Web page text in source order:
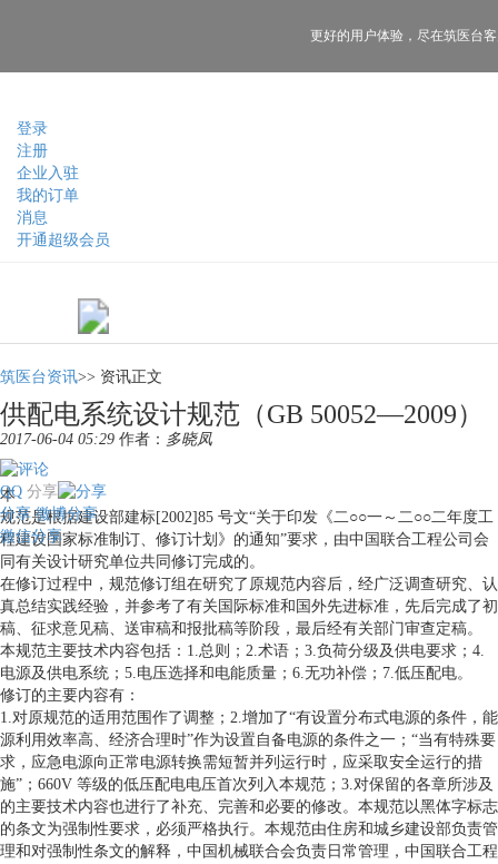
登录
注册
企业入驻
我的订单
消息
开通超级会员
更好的用户体验， 尽在筑医台
筑医台资讯>> 资讯正文
供配电系统设计规范（GB 50052—2009）
2017-06-04 05:29 作者： 多晓凤
分享
QQ
分享 微博分享
微信分享
本
规范是根据建设部建标[2002]85 号文“关于印发《二○○一～二○○二年度工
程建设国家标准制订、修订计划》的通知”要求，由中国联合工程公司会
同有关设计研究单位共同修订完成的。
在修订过程中，规范修订组在研究了原规范内容后，经广泛调查研究、认
真总结实践经验，并参考了有关国际标准和国外先进标准，先后完成了初
稿、征求意见稿、送审稿和报批稿等阶段，最后经有关部门审查定稿。
本规范主要技术内容包括：1.总则；2.术语；3.负荷分级及供电要求；4.
电源及供电系统；5.电压选择和电能质量；6.无功补偿；7.低压配电。
修订的主要内容有：
1.对原规范的适用范围作了调整；2.增加了“有设置分布式电源的条件，能
源利用效率高、经济合理时”作为设置自备电源的条件之一；“当有特殊要
求，应急电源向正常电源转换需短暂并列运行时，应采取安全运行的措
施”；660V 等级的低压配电电压首次列入本规范；3.对保留的各章所涉及
的主要技术内容也进行了补充、完善和必要的修改。本规范以黑体字标志
的条文为强制性要求，必须严格执行。本规范由住房和城乡建设部负责管
理和对强制性条文的解释，中国机械联合会负责日常管理，中国联合工程